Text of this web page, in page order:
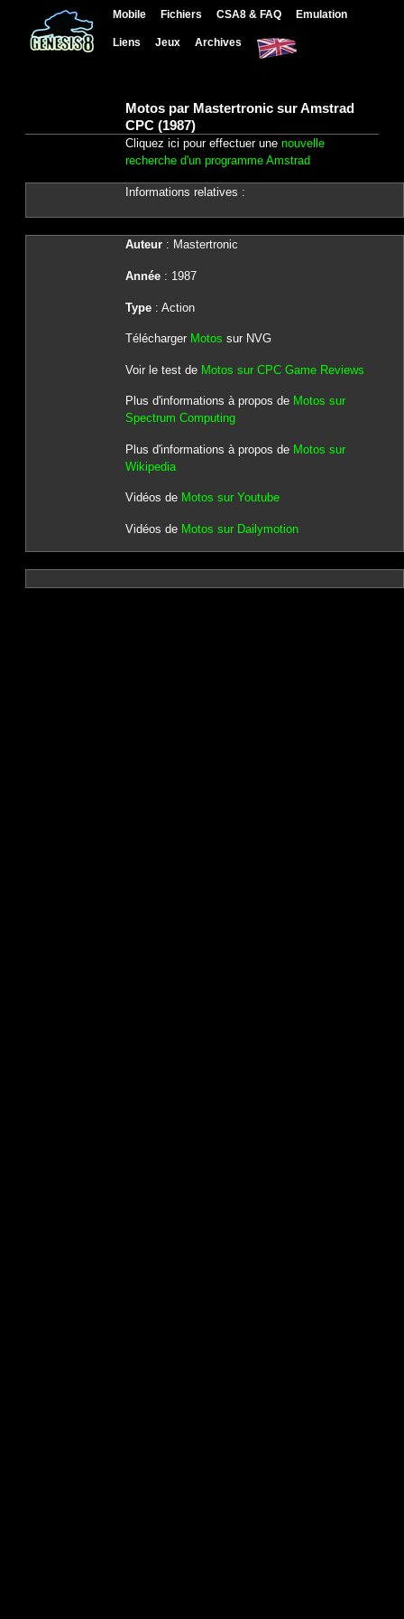
Mobile Fichiers CSA8 & FAQ Emulation
Liens Jeux Archives
Motos par Mastertronic sur Amstrad
CPC (1987)
Cliquez ici pour effectuer une nouvelle
recherche d'un programme Amstrad
Informations relatives :
Auteur: Mastertronic
Année: 1987
Type: Action
Télécharger Motos sur NVG
Voir le test de Motos sur CPC Game Reviews
Plus d'informations à propos de Motos sur
Spectrum Computing
Plus d'informations à propos de Motos sur
Wikipedia
Vidéos de Motos sur Youtube
Vidéos de Motos sur Dailymotion